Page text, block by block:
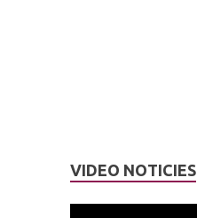
VIDEO NOTICIES